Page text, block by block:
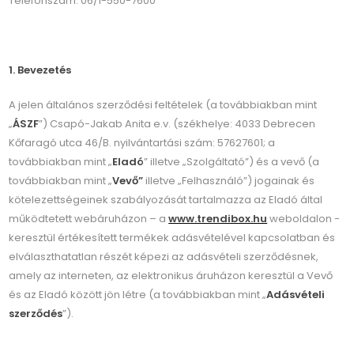
1. Bevezetés
A jelen általános szerződési feltételek (a továbbiakban mint
„ÁSZF”) Csapó-Jakab Anita e.v. (székhelye: 4033 Debrecen
Kőfaragó utca 46/B. nyilvántartási szám: 57627601; a
továbbiakban mint „Eladó” illetve „Szolgáltató”) és a vevő (a
továbbiakban mint „Vevő” illetve „Felhasználó”) jogainak és
kötelezettségeinek szabályozását tartalmazza az Eladó által
működtetett webáruházon – awww.trendibox.hu weboldalon -
keresztül értékesített termékek adásvételével kapcsolatban és
elválaszthatatlan részét képezi az adásvételi szerződésnek,
amely az interneten, az elektronikus áruházon keresztül a Vevő
és az Eladó között jön létre (a továbbiakban mint „Adásvételi
szerződés”).